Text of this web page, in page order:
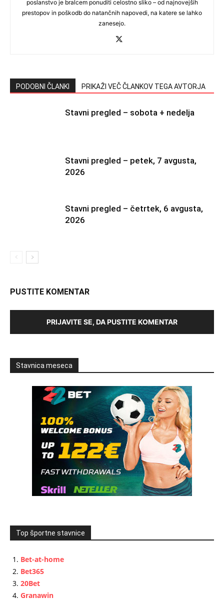
poslanstvo je bralcem ponuditi celostno sliko – od najnovejših
prestopov in poškodb do natančnih napovedi, na katere se lahko
zanesejo.
PODOBNI ČLANKI PRIKAŽI VEČ ČLANKOV TEGA AVTORJA
Stavni pregled – sobota + nedelja
Stavni pregled – petek, 7 avgusta,
2026
Stavni pregled – četrtek, 6 avgusta,
2026
PUSTITE KOMENTAR
PRIJAVITE SE, DA PUSTITE KOMENTAR
Stavnica meseca
Top športne stavnice
Bet-at-home
Bet365
20Bet
Granawin